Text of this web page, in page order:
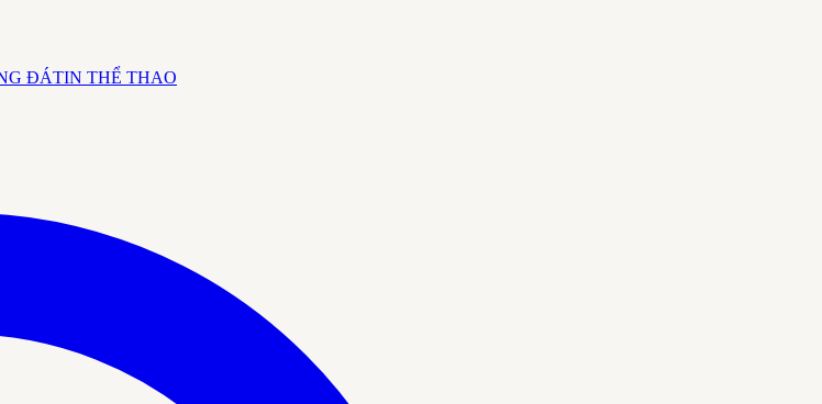
ĐÁTIN THỂ THAO